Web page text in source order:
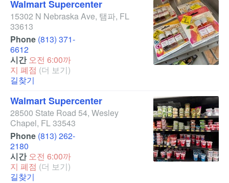
Walmart Supercenter
15302 N Nebraska Ave, 탬파, FL
33613
Phone (813) 371-
6612
시간 오전 6:00까
지 폐점 (더 보기)
길찾기
Walmart Supercenter
28500 State Road 54, Wesley
Chapel, FL33543
Phone (813) 262-
2180
시간 오전 6:00까
지 폐점 (더 보기)
길찾기